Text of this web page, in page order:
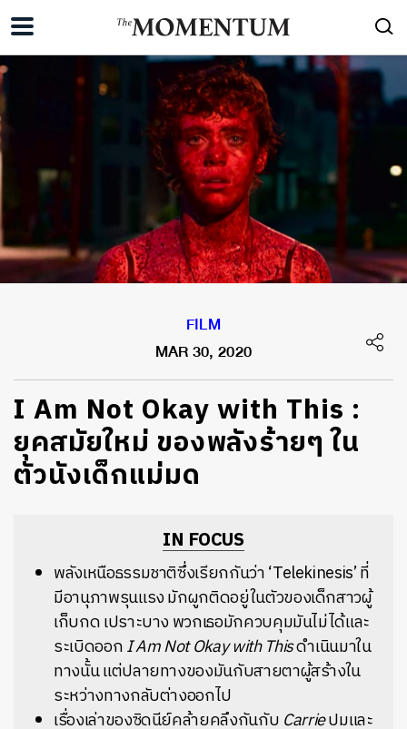
FILM
MAR 30, 2020
I Am Not Okay with This :
ยุคสมัยใหม่ ของพลังร้ายๆ ใน
ตัวนังเด็กแม่มด
IN FOCUS
พลังเหนือธรรมชาติซึ่งเรียกกันว่า ‘Telekinesis’ ที่
มีอานุภาพรุนแรง มักผูกติดอยู่ในตัวของเด็กสาวผู้
เก็บกด เปราะบาง พวกเธอมักควบคุมมันไม่ได้และ
ระเบิดออกI Am Not Okay with Thisดำเนินมาใน
ทางนั้น แต่ปลายทางของมันกับสายตาผู้สร้างใน
ระหว่างทางกลับต่างออกไป
เรื่องเล่าของซิดนีย์คล้ายคลึงกันกับ Carrieปมและ